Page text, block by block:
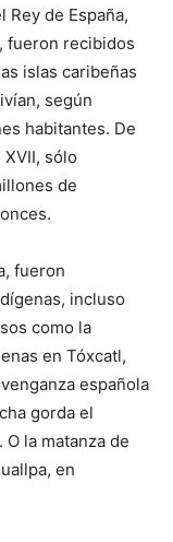
Rey de España,
fueron recibidos
islas caribeñas
según
habitantes. De
sólo
de
fueron
incluso
como la
en Tóxcatl,
española
gorda el
la matanza de
en